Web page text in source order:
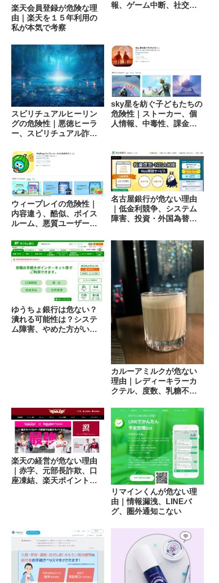
楽天会員登録が危険な理
由｜楽天を１５年利用の
私が本気で考察
報、ゲーム中断、社交的
スピリチュアルヒーリン
グの危険性｜悪徳ヒーラ
ー、スピリチュアル詐
sky星を紡ぐ子どもたちの
危険性｜ストーカー、個
人情報、中毒性、課金、
ウィープレイの危険性｜
内容違う、酷似、ボイス
ルーム、悪質ユーザー、
名古屋銀行が危ない理由
｜低金利競争、システム
障害、投資・外国為替取
ゆうちょ銀行は危ない？
潰れる可能性は？システ
ム障害、やめた方がい
カルーアミルクが危ない
理由｜レディーキラーカ
クテル、度数、乳糖不耐
楽天の経営が危ない理由
｜赤字、元部長詐欺、口
座凍結、楽天ポイント改
リマインくんが危ない理
由｜情報漏洩、LINEバ
グ、圏外通知こない